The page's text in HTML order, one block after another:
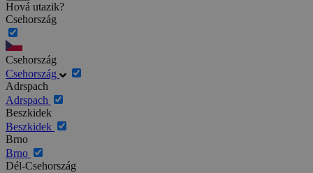
Hová utazik?
Csehország
Csehország
Csehország
Adrspach
Adrspach
Beszkidek
Beszkidek
Brno
Brno
Dél-Csehország